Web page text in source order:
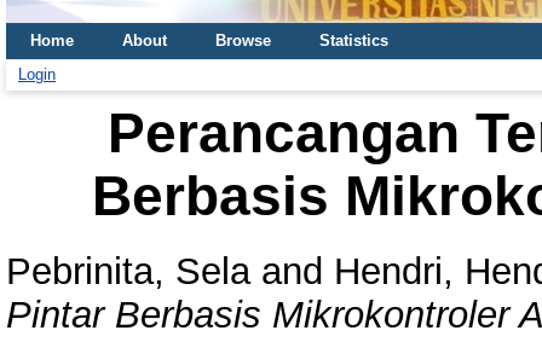
Home About Browse
Statistics
Login
Perancangan
Berbasis
Pebrinita, Selaand Hendri,
Pintar Berbasis Mikrokontroler